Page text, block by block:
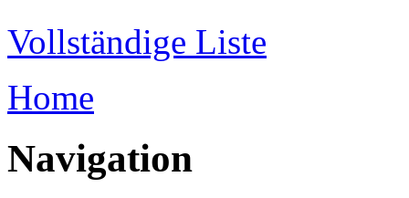
Vollständige Liste
Sie sind hier
Home
Navigation